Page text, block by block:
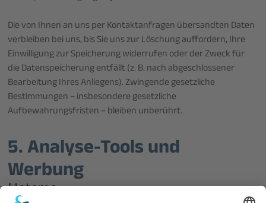
Die von Ihnen an uns per Kontaktanfragen übersandten Daten
verbleiben bei uns, bis Sie uns zur Löschung auffordern, Ihre
Einwilligung zur Speicherung widerrufen oder der Zweck für
die Datenspeicherung entfällt (z. B. nach abgeschlossener
Bearbeitung Ihres Anliegens). Zwingende gesetzliche
Bestimmungen – insbesondere gesetzliche
Aufbewahrungsfristen – bleiben unberührt.
5. Analyse-Tools und
Werbung
Matomo